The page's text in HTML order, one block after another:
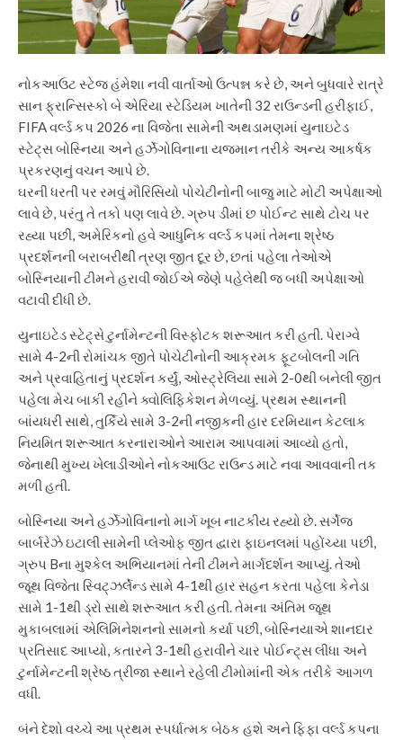
નોકઆઉટ સ્ટેજ હંમેશા નવી વાર્તાઓ ઉત્પન્ન કરે છે, અને બુધવારે રાત્રે
સાન ફ્રાન્સિસ્કો બે એરિયા સ્ટેડિયમ ખાતેની 32 રાઉન્ડની હરીફાઈ,
FIFA વર્લ્ડ કપ 2026 ના વિજેતા સામેની અથડામણમાં યુનાઇટેડ
સ્ટેટ્સ બોસ્નિયા અને હર્ઝેગોવિનાના યજમાન તરીકે અન્ય આકર્ષક
પ્રકરણનું વચન આપે છે.
ઘરની ધરતી પર રમવું મૌરિસિયો પોચેટીનોની બાજુ માટે મોટી અપેક્ષાઓ
લાવે છે, પરંતુ તે તકો પણ લાવે છે. ગ્રુપ ડીમાં છ પોઈન્ટ સાથે ટોચ પર
રહ્યા પછી, અમેરિકનો હવે આધુનિક વર્લ્ડ કપમાં તેમના શ્રેષ્ઠ
પ્રદર્શનની બરાબરીથી ત્રણ જીત દૂર છે, છતાં પહેલા તેઓએ
બોસ્નિયાની ટીમને હરાવી જોઈએ જેણે પહેલેથી જ બધી અપેક્ષાઓ
વટાવી દીધી છે.
યુનાઇટેડ સ્ટેટ્સે ટુર્નામેન્ટની વિસ્ફોટક શરૂઆત કરી હતી. પેરાગ્વે
સામે 4-2ની રોમાંચક જીતે પોચેટીનોની આક્રમક ફૂટબોલની ગતિ
અને પ્રવાહિતાનું પ્રદર્શન કર્યું, ઓસ્ટ્રેલિયા સામે 2-0થી બનેલી જીત
પહેલા મેચ બાકી રહીને ક્વોલિફિકેશન મેળવ્યું. પ્રથમ સ્થાનની
બાંયધરી સાથે, તુર્કિયે સામે 3-2ની નજીકની હાર દરમિયાન કેટલાક
નિયમિત શરૂઆત કરનારાઓને આરામ આપવામાં આવ્યો હતો,
જેનાથી મુખ્ય ખેલાડીઓને નોકઆઉટ રાઉન્ડ માટે નવા આવવાની તક
મળી હતી.
બોસ્નિયા અને હર્ઝેગોવિનાનો માર્ગ ખૂબ નાટકીય રહ્યો છે. સર્ગેજ
બાર્બરેઝે ઇટાલી સામેની પ્લેઓફ જીત દ્વારા ફાઇનલમાં પહોંચ્યા પછી,
ગ્રુપ Bના મુશ્કેલ અભિયાનમાં તેની ટીમને માર્ગદર્શન આપ્યું. તેઓ
જૂથ વિજેતા સ્વિટ્ઝર્લેન્ડ સામે 4-1થી હાર સહન કરતા પહેલા કેનેડા
સામે 1-1થી ડ્રો સાથે શરૂઆત કરી હતી. તેમના અંતિમ જૂથ
મુકાબલામાં એલિમિનેશનનો સામનો કર્યા પછી, બોસ્નિયાએ શાનદાર
પ્રતિસાદ આપ્યો, કતારને 3-1થી હરાવીને ચાર પોઈન્ટ્સ લીધા અને
ટુર્નામેન્ટની શ્રેષ્ઠ ત્રીજા સ્થાને રહેલી ટીમોમાંની એક તરીકે આગળ
વધી.
બંને દેશો વચ્ચે આ પ્રથમ સ્પર્ધાત્મક બેઠક હશે અને ફિફા વર્લ્ડ કપના